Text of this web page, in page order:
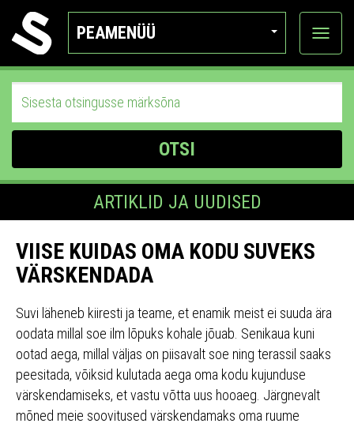
PEAMENÜÜ
Ava
OTSI
ARTIKLID JA UUDISED
VIISE KUIDAS OMA KODU SUVEKS
VÄRSKENDADA
Suvi läheneb kiiresti ja teame, et enamik meist ei suuda ära
oodata millal soe ilm lõpuks kohale jõuab. Senikaua kuni
ootad aega, millal väljas on piisavalt soe ning terassil saaks
peesitada, võiksid kulutada aega oma kodu kujunduse
värskendamiseks, et vastu võtta uus hooaeg. Järgnevalt
mõned meie soovitused värskendamaks oma ruume